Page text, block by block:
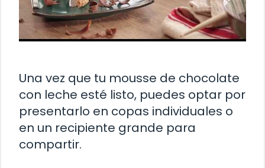
Una vez que tu mousse de chocolate
con leche esté listo, puedes optar por
presentarlo en copas individuales o
en un recipiente grande para
compartir.